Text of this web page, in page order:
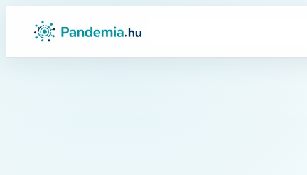
Ugrás
tartalomhoz